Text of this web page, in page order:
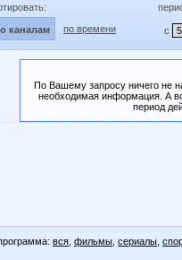
каналам по времени с
По Вашему запросу ничего не
необходимая информация. А
период
вся фильмы сериалы